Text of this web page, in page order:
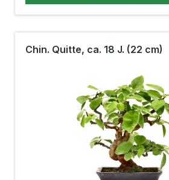
Chin. Quitte, ca. 18 J. (22 cm)